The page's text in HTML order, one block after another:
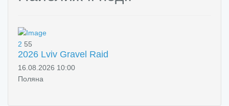
2 55
2026 Lviv Gravel Raid
16.08.2026 10:00
Поляна